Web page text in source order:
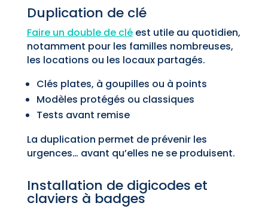
Duplication de clé
Faire un double de cléest utile au quotidien,
notamment pour les familles nombreuses,
les locations ou les locaux partagés.
Clés plates, à goupilles ou à points
Modèles protégés ou classiques
Tests avant remise
La duplication permet de prévenir les
urgences… avant qu’elles ne se produisent.
Installation de digicodes et
claviers à badges